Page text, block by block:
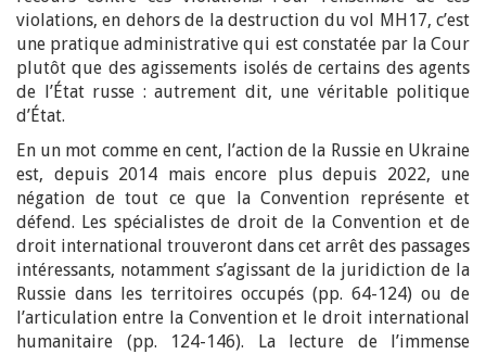
violations, en dehors de la destruction du vol MH17, c’est
une pratique administrative qui est constatée par la Cour
plutôt que des agissements isolés de certains des agents
de l’État russe : autrement dit, une véritable politique
d’État.
En un mot comme en cent, l’action de la Russie en Ukraine
est, depuis 2014 mais encore plus depuis 2022, une
négation de tout ce que la Convention représente et
défend. Les spécialistes de droit de la Convention et de
droit international trouveront dans cet arrêt des passages
intéressants, notamment s’agissant de la juridiction de la
Russie dans les territoires occupés (pp. 64-124) ou de
l’articulation entre la Convention et le droit international
humanitaire (pp. 124-146). La lecture de l’immense